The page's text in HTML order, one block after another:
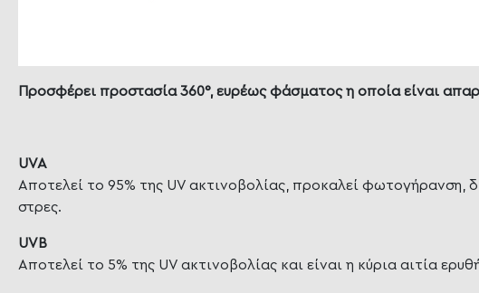
Προσφέρει προστασία360°, ευρέως φάσματος η οποία είναι
UVA
Αποτελεί το 95% της UV ακτινοβολίας, προκαλεί φωτογήρανση,
στρες.
UVB
Αποτελεί το 5% της UV ακτινοβολίας και είναι η κύρια αιτία